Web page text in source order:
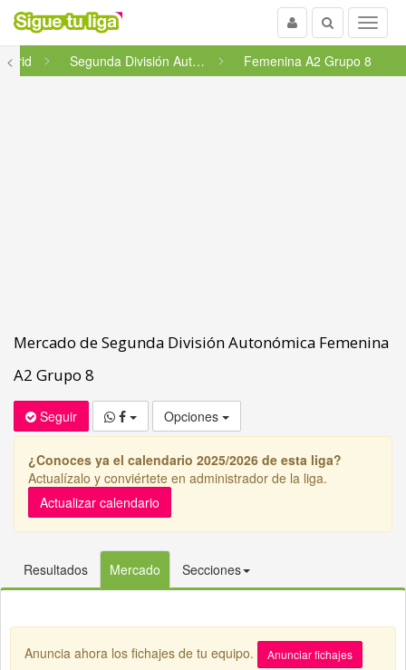
Menu
Buscar
Usuario
<
Segunda División Autonómica Femenina A2 Grupo 8
Mercado de Segunda División Autonómica Femenina
A2 Grupo 8
Seguir Opciones
¿Conoces ya el calendario 2025/2026 de esta liga?
Actualízalo y conviértete en administrador de la liga.
Actualizar calendario
Resultados Mercado Secciones
Anuncia ahora los fichajes de tu equipo. Anunciar fichajes